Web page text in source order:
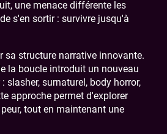
une menace différente les
s'en sortir : survivre jusqu'à
sa structure narrative innovante.
la boucle introduit un nouveau
slasher, surnaturel, body horror,
approche permet d'explorer
tout en maintenant une